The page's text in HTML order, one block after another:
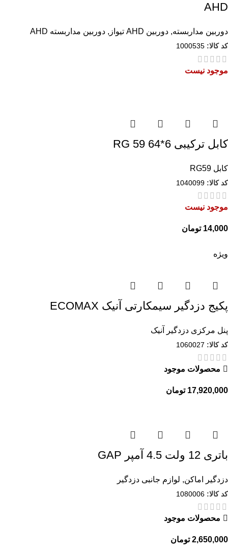
AHD
دوربین مداربسته, دوربین AHD تیواز , دوربین مداربسته AHD
کد کالا: 1000535
موجود نیست
کابل ترکیبی RG 59 64*6
کابل RG59
کد کالا: 1040099
موجود نیست
تومان
ویژه
پکیج دزدگیر سیمکارتی آنیک ECOMAX
پنل مرکزی دزدگیر آنیک
کد کالا: 1060027
محصولات موجود
تومان
باتری 12 ولت 4.5 آمپر GAP
دزدگیر اماکن, لوازم جانبی دزدگیر
کد کالا: 1080006
محصولات موجود
تومان